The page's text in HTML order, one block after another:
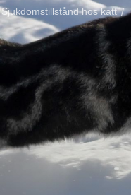
Sjukdomstillstånd hos katt